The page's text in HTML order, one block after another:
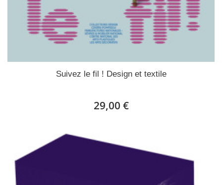
Suivez le fil ! Design et textile
29,00 €